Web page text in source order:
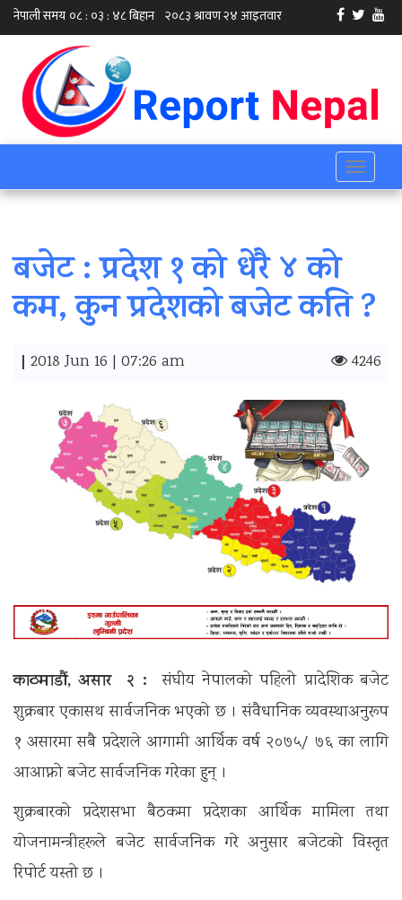
Toggle
बजेट : प्रदेश १ को धेरै ४ को
कम, कुन प्रदेशको बजेट कति ?
| 2018 Jun 16 | 07:26 am 4246
काठमाडौं, असार २ : संघीय नेपालको पहिलो प्रादेशिक बजेट
शुक्रबार एकासथ सार्वजनिक भएको छ । संवैधानिक व्यवस्थाअनुरूप
१ असारमा सबै प्रदेशले आगामी आर्थिक वर्ष २०७५/ ७६ का लागि
आआफ्नो बजेट सार्वजनिक गरेका हुन् ।
शुक्रबारको प्रदेशसभा बैठकमा प्रदेशका आर्थिक मामिला तथा
योजनामन्त्रीहरूले बजेट सार्वजनिक गरे अनुसार बजेटकाे विस्तृत
रिपाेर्ट यस्तो छ ।